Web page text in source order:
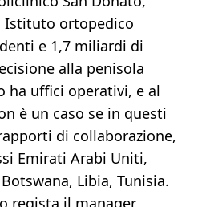
Istituto ortopedico
e 1,7 miliardi di
alla penisola
ha uffici operativi, e al
è un caso se in questi
di collaborazione,
Emirati Arabi Uniti,
Libia, Tunisia.
regista il manager